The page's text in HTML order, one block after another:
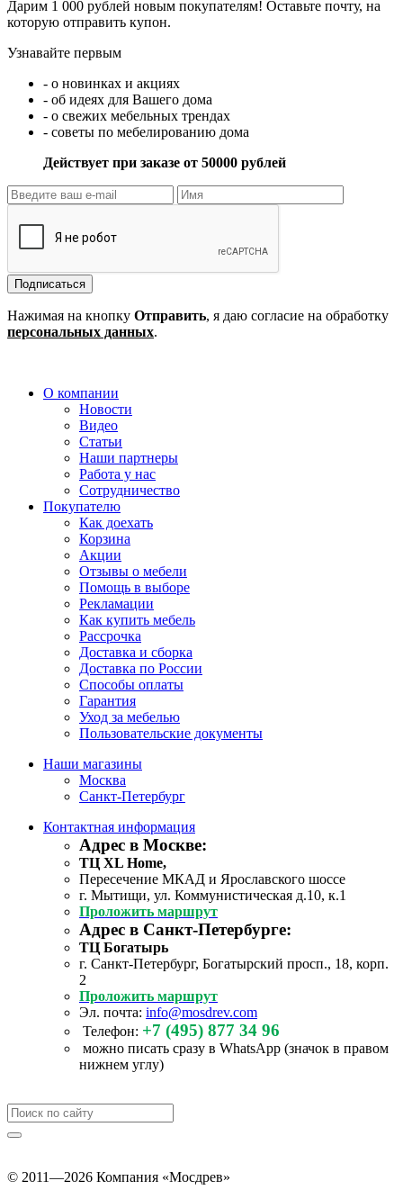
Дарим 1 000 рублей новым покупателям! Оставьте почту, на
которую отправить купон.
Узнавайте первым
- о новинках и акциях
- об идеях для Вашего дома
- о свежих мебельных трендах
- советы по мебелированию дома
Действует при заказе от 50000 рублей
Подписаться
Нажимая на кнопку Отправить, я даю согласие на обработку
персональных данных.
О компании
Новости
Видео
Статьи
Наши партнеры
Работа у нас
Сотрудничество
Покупателю
Как доехать
Корзина
Акции
Отзывы о мебели
Помощь в выборе
Рекламации
Как купить мебель
Рассрочка
Доставка и сборка
Доставка по России
Способы оплаты
Гарантия
Уход за мебелью
Пользовательские документы
Наши магазины
Москва
Санкт-Петербург
Контактная информация
Адрес в Москве:
ТЦ XL Home,
Пересечение МКАД и Ярославского шоссе
г. Мытищи, ул. Коммунистическая д.10, к.1
Проложить маршрут
Адрес в Санкт-Петербурге:
ТЦ Богатырь
г. Санкт-Петербург, Богатырский просп., 18, корп.
2
Проложить маршрут
Эл. почта: info@mosdrev.com
Телефон: +7 (495) 877 34 96
можно писать сразу в WhatsApp (значок в правом
нижнем углу)
© 2011—2026 Компания «Мосдрев»